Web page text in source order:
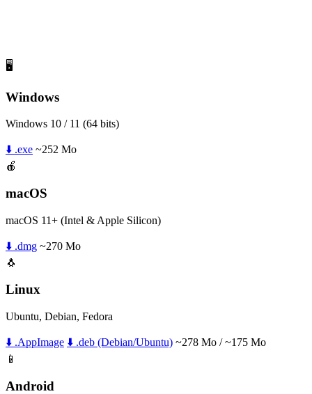
🖥️
Windows
Windows 10 / 11 (64 bits)
⬇️ .exe ~252 Mo
🍎
macOS
macOS 11+ (Intel & Apple Silicon)
⬇️ .dmg ~270 Mo
🐧
Linux
Ubuntu, Debian, Fedora
⬇️ .AppImage ⬇️ .deb (Debian/Ubuntu) ~278 Mo / ~175 Mo
📱
Android